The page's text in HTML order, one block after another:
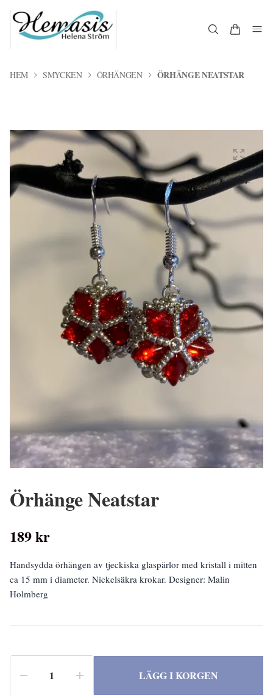
HEM SMYCKEN ÖRHÄNGEN ÖRHÄNGE NEATSTAR
Örhänge Neatstar
189 kr
Handsydda örhängen av tjeckiska glaspärlor med kristall i mitten
ca 15 mm i diameter. Nickelsäkra krokar. Designer: Malin
Holmberg
LÄGG I KORGEN